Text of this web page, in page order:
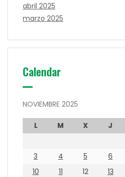
abril 2025
marzo 2025
Calendar
NOVIEMBRE 2025
L M X J
3
4 5 6
10
11 12 13